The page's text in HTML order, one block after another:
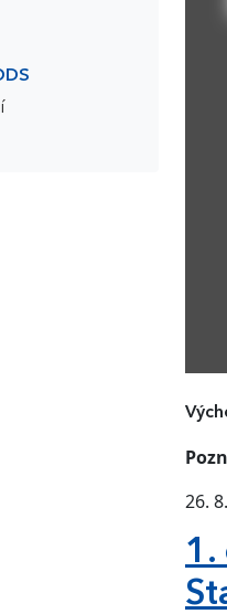
26.
1.